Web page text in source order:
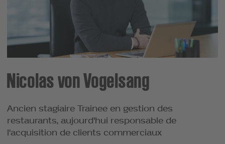
Nicolas von Vogelsang
Ancien stagiaire Trainee en gestion des
restaurants, aujourd'hui responsable de
l'acquisition de clients commerciaux